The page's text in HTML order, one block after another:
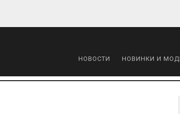
НОВОСТИ НОВИНКИ И